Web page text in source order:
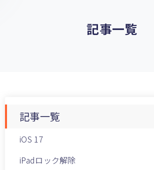
記事一覧
記事一覧
iOS 17
iPadロック解除